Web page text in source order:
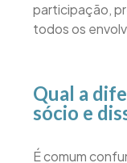
participação,
todos os
Qual a
sócio e
É comum